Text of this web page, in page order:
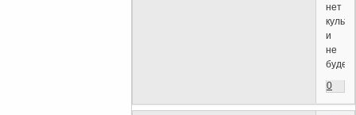
нет
культа,
и
не
будет!
0